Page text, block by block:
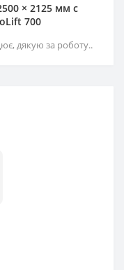
× 2125 мм c
700
дякую за роботу..